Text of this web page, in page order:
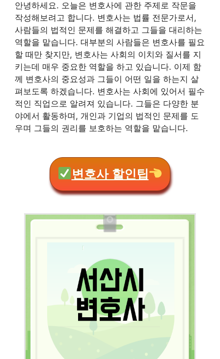
안녕하세요. 오늘은 변호사에 관한 주제로 작문을
작성해보려고 합니다. 변호사는 법률 전문가로서,
사람들의 법적인 문제를 해결하고 그들을 대리하는
역할을 맡습니다. 대부분의 사람들은 변호사를 필요
할 때만 찾지만, 변호사는 사회의 이치와 질서를 지
키는데 매우 중요한 역할을 하고 있습니다. 이제 함
께 변호사의 중요성과 그들이 어떤 일을 하는지 살
펴보도록 하겠습니다. 변호사는 사회에 있어서 필수
적인 직업으로 알려져 있습니다. 그들은 다양한 분
야에서 활동하며, 개인과 기업의 법적인 문제를 도
우며 그들의 권리를 보호하는 역할을 맡습니다.
변호사 할인팁